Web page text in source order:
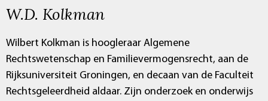
W.D. Kolkman
Wilbert Kolkman is hoogleraar Algemene
Rechtswetenschap en Familievermogensrecht, aan de
Rijksuniversiteit Groningen, en decaan van de Faculteit
Rechtsgeleerdheid aldaar. Zijn onderzoek en onderwijs